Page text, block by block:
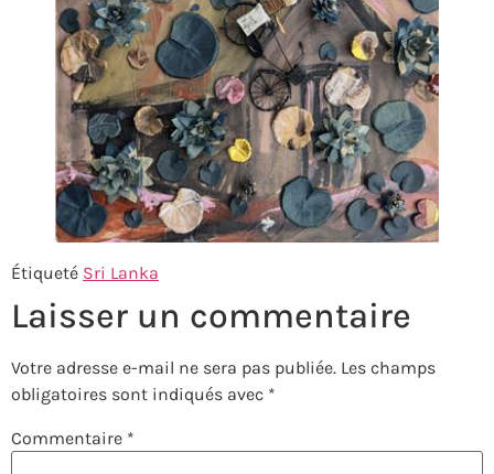
Étiqueté Sri Lanka
Laisser un commentaire
Votre adresse e-mail ne sera pas publiée. Les champs
obligatoires sont indiqués avec *
Commentaire *